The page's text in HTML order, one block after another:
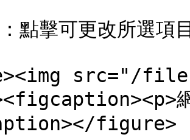
點擊可更改所選項
src="/
網
figure>